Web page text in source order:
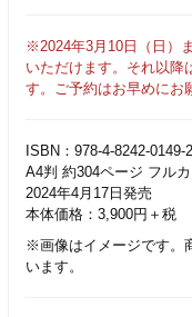
※2024年3月10日（日）
いただけます。それ以降
す。ご予約はお早めにお
ISBN：978-4-8242-0149-2
A4判 約304ページ フル
2024年4月17日発売
本体価格：3,900円＋税
※画像はイメージです。
います。